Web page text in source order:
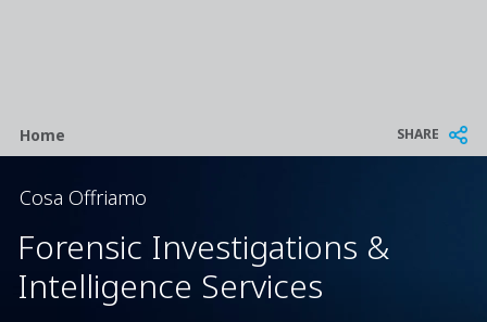
Breadcrumb
Home SHARE
Cosa Offriamo
Forensic Investigations &
Intelligence Services